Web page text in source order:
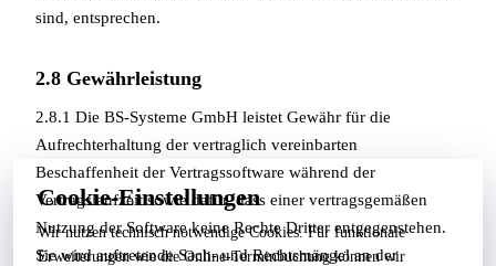
sind, entsprechen.
2.8 Gewährleistung
2.8.1 Die BS-Systeme GmbH leistet Gewähr für die
Aufrechterhaltung der vertraglich vereinbarten
Beschaffenheit der Vertragssoftware während der
Vertragslaufzeit sowie dafür, dass einer vertragsgemäßen
Nutzung der Software keine Rechte Dritter entgegenstehen.
Sie wird auftretende Sach- und Rechtsmängel an der
Cookie-Einstellungen
Wir nutzen technisch notwendige Cookies. Für funktionale
Erweiterungen wie die Online-Terminbuchung können wir